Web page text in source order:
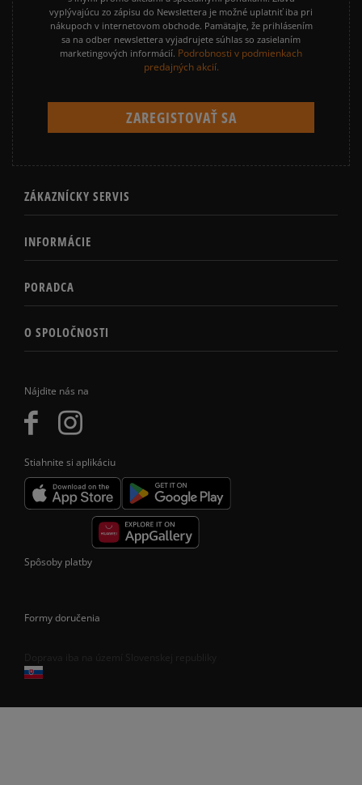
Nájdite nás na
Stiahnite si aplikáciu
vyplývajúcu zo zápisu do Newslettera je možné uplatniť iba pri
nákupoch v internetovom obchode. Pamätajte, že prihlásením
sa na odber newslettera vyjadrujete súhlas so zasielaním
marketingových informácií. Podrobnosti v podmienkach
predajných akcií.
ZÁKAZNÍCKY SERVIS
INFORMÁCIE
PORADCA
O SPOLOČNOSTI
Spôsoby platby
Formy doručenia